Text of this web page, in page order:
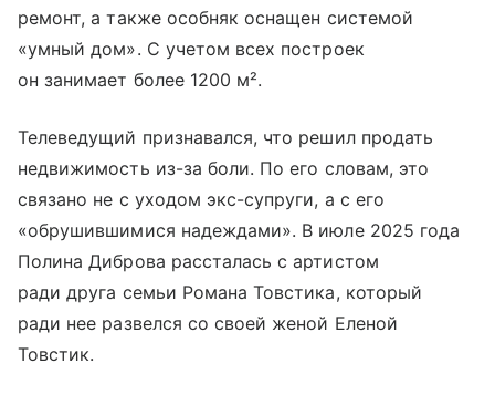
ремонт, а также особняк оснащен системой
«умный дом». С учетом всех построек
он занимает более 1200 м².
Телеведущий признавался, что решил продать
недвижимость из-за боли. По его словам, это
связано не с уходом экс-супруги, а с его
«обрушившимися надеждами». В июле 2025 года
Полина Диброва рассталась с артистом
ради друга семьи Романа Товстика, который
ради нее развелся со своей женой Еленой
Товстик.